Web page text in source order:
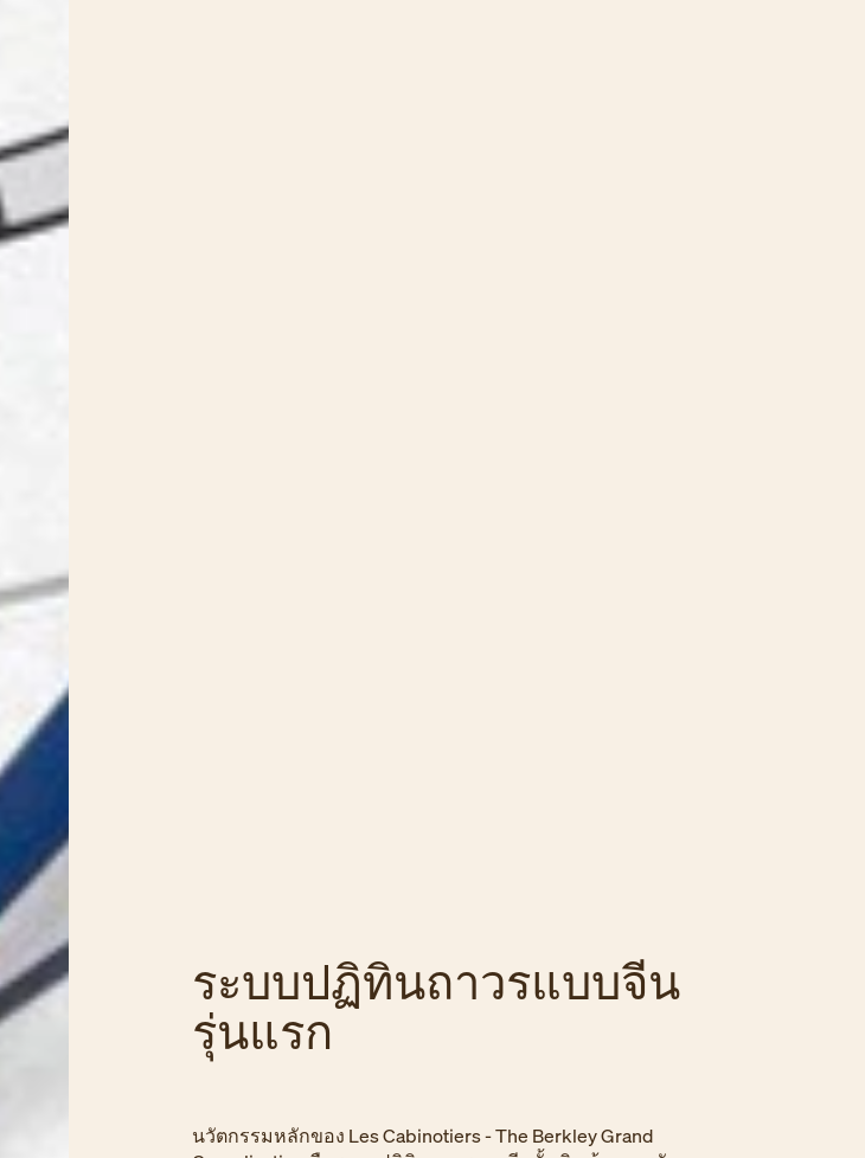
ระบบปฏิทินถาวรแบบจีน
รุ่นแรก
นวัตกรรมหลักของ Les Cabinotiers - The Berkley Grand